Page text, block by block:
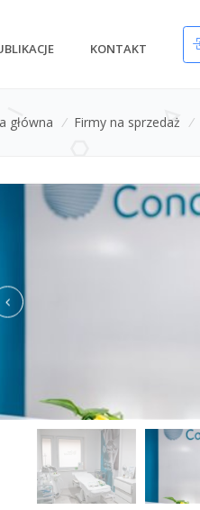
KONTAKT
główna / Firmy na sprzedaż /